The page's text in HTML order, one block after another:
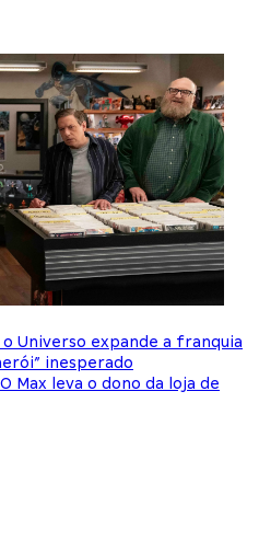
Universo expande a franquia
inesperado
Max leva o dono da loja de